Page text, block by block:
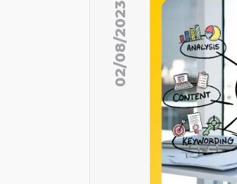
02/08/2023